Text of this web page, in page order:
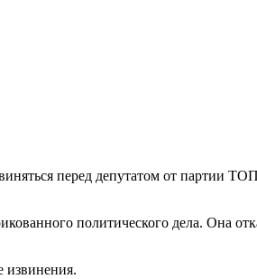
перед депутатом от партии
политического дела. Она
извинения.